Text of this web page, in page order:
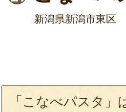
新潟県新潟市東区
「こなべパスタ